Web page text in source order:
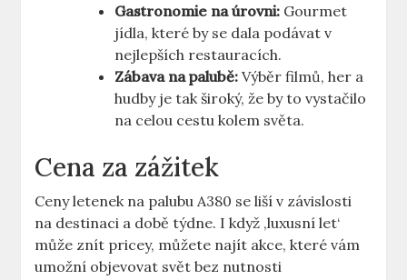
Gastronomie na ​úrovni: Gourmet
jídla, které by se dala podávat ‍v
nejlepších ⁢restauracích.
Zábava na palubě: ​Výběr filmů, her ⁣a
hudby ⁣je tak široký, že⁢ by‍ to vystačilo
na celou ‌cestu kolem světa.
Cena za zážitek
Ceny letenek na palubu A380 se liší v závislosti ​
na destinaci a ​době týdne. I když ‚luxusní let‘
může znít​ pricey, ‍můžete najít akce, které vám
umožní ⁣objevovat svět bez nutnosti